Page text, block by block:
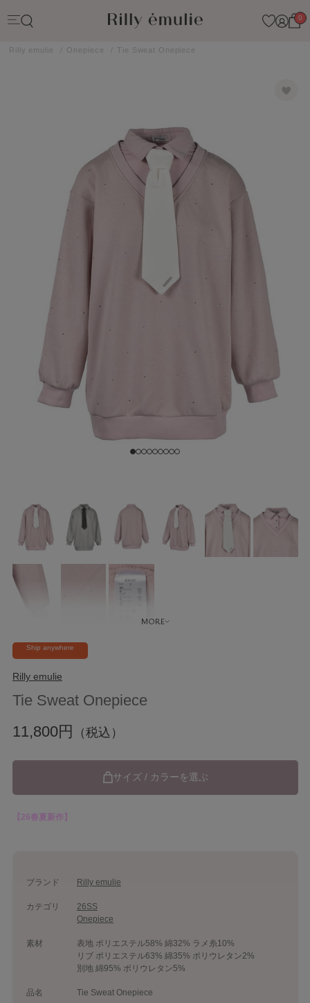
0
Rilly emulie Onepiece Tie Sweat Onepiece
Ship anywhere
Rilly emulie
Tie Sweat Onepiece
11,800円
（税込）
サイズ / カラーを選ぶ
【26春夏新作】
ブランド Rilly emulie
カテゴリ
26SS
Onepiece
素材
表地 ポリエステル58% 綿32% ラメ糸10%
リブ ポリエステル63% 綿35% ポリウレタン2%
別地 綿95% ポリウレタン5%
品名 Tie Sweat Onepiece